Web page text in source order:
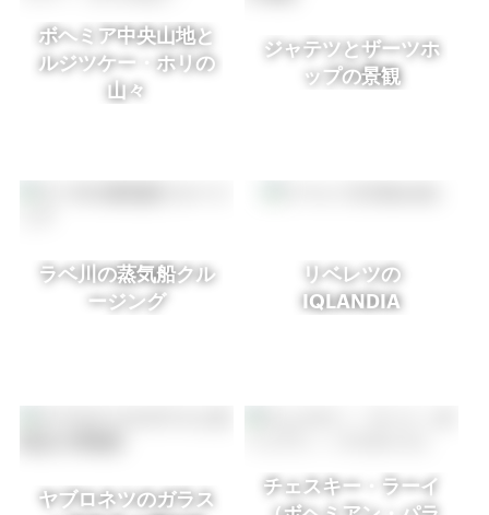
ボヘミア中央山地と
ルジツケー・ホリの
山々
ジャテツとザーツホ
ップの景観
ラベ川の蒸気船クル
ージング
リベレツの
IQLANDIA
ヤブロネツのガラス
チェスキー・ラーイ